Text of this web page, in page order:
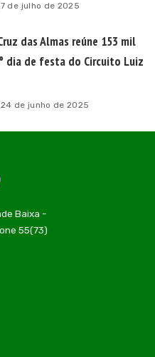
7 de julho de 2025
das Almas reúne 153 mil
dia de festa do Circuito Luiz
24 de junho de 2025
Baixa -
55(73)